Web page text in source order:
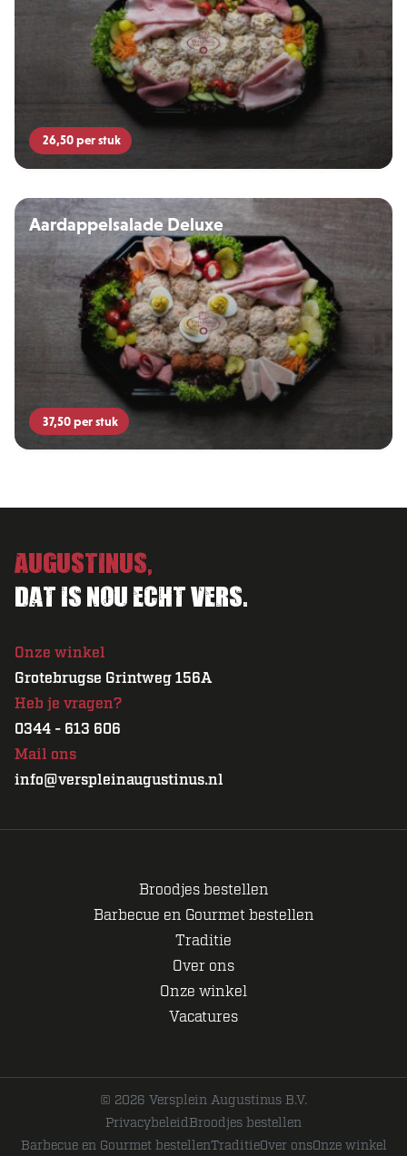
26,50per stuk
Aardappelsalade Deluxe
37,50per stuk
Augustinus,
Dat is nou echt vers.
Onze winkel
Grotebrugse Grintweg 156A
Heb je vragen?
0344 - 613 606
Mail ons
info@verspleinaugustinus.nl
Broodjes bestellen
Barbecue en Gourmet bestellen
Traditie
Over ons
Onze winkel
Vacatures
© 2026 Versplein Augustinus B.V.
PrivacybeleidBroodjes bestellen
Barbecue en Gourmet bestellenTraditieOver onsOnze winkel